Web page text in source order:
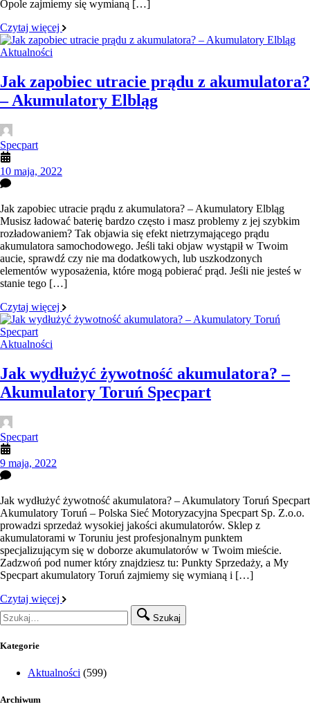
Opole zajmiemy się wymianą […]
Czytaj więcej
Aktualności
Jak zapobiec utracie prądu z akumulatora?
– Akumulatory Elbląg
Specpart
10 maja, 2022
Jak zapobiec utracie prądu z akumulatora? – Akumulatory Elbląg
Musisz ładować baterię bardzo często i masz problemy z jej szybkim
rozładowaniem? Tak objawia się efekt nietrzymającego prądu
akumulatora samochodowego. Jeśli taki objaw wystąpił w Twoim
aucie, sprawdź czy nie ma dodatkowych, lub uszkodzonych
elementów wyposażenia, które mogą pobierać prąd. Jeśli nie jesteś w
stanie tego […]
Czytaj więcej
Aktualności
Jak wydłużyć żywotność akumulatora? –
Akumulatory Toruń Specpart
Specpart
9 maja, 2022
Jak wydłużyć żywotność akumulatora? – Akumulatory Toruń Specpart
Akumulatory Toruń – Polska Sieć Motoryzacyjna Specpart Sp. Z.o.o.
prowadzi sprzedaż wysokiej jakości akumulatorów. Sklep z
akumulatorami w Toruniu jest profesjonalnym punktem
specjalizującym się w doborze akumulatorów w Twoim mieście.
Zadzwoń pod numer który znajdziesz tu: Punkty Sprzedaży, a My
Specpart akumulatory Toruń zajmiemy się wymianą i […]
Czytaj więcej
Szukaj
Kategorie
Aktualności (599)
Archiwum